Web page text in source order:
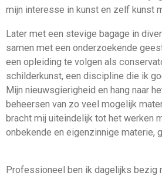
mijn interesse in kunst en zelf kunst
Later met een stevige bagage in
samen met een onderzoekende
een opleiding te volgen als
schilderkunst, een discipline die ik
Mijn nieuwsgierigheid en hang naar
beheersen van zo veel mogelijk
bracht mij uiteindelijk tot het werken
onbekende en eigenzinnige materie,
Professioneel ben ik dagelijks bezig